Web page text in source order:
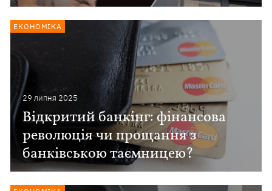
29 липня 2025
Відкритий банкінг: фінансова
революція чи прощання з
банківською таємницею?
ЕКОНОМІКА